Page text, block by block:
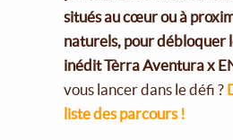
situés au cœur ou à
naturels, pour débloquer
inédit Tèrra Aventura x
vous lancer dans le défi ?
liste des parcours !